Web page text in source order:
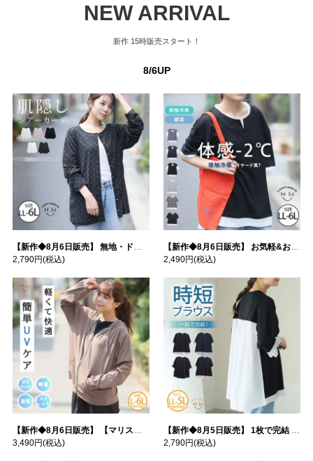
NEW ARRIVAL
新作 15時販売スタート！
8/6UP
【新作◆8月6日販売】 無地・ドット柄から選べる 忍ばせ 活躍 シアー カーデ | 大きいサイズの通販ならハッピーマリリン
2,790円(税込)
【新作◆8月6日販売】 お気軽&お手軽 選べるデザイン 接触冷感 レイヤード風 コットン トップス | 大きいサイズの通販ならハッピーマリリン
2,490円(税込)
【新作◆8月6日販売】 【マリスポーツ】 運動初心者さんのための フード付き パーカー | 大きいサイズの通販ならハッピーマリリン
3,490円(税込)
【新作◆8月5日販売】 1枚で完結 袖口＆バック フハク使い トップス | 大きいサイズの通販ならハッピーマリリン
2,790円(税込)